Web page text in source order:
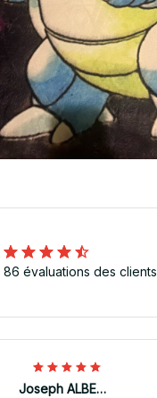
86 évaluations des clients
Joseph ALBERTINI